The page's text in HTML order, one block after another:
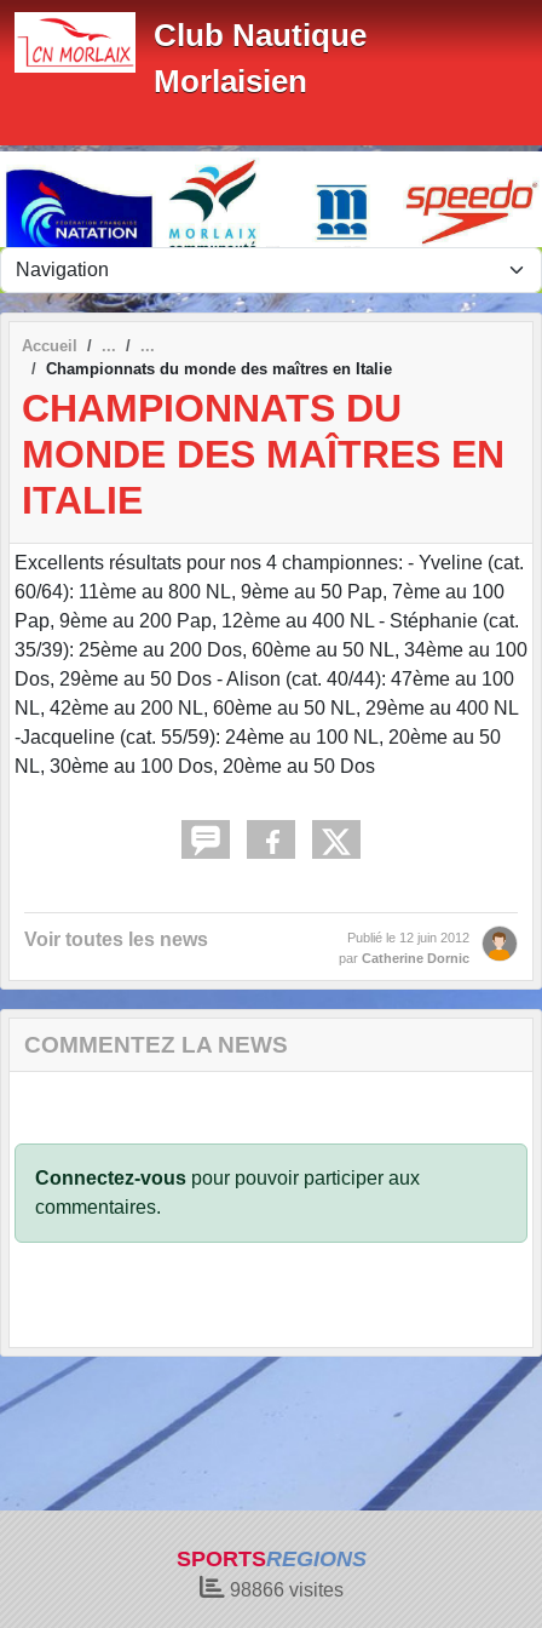
Club Nautique
Morlaisien
Accueil
Championnats du monde des maîtres en Italie
CHAMPIONNATS DU
MONDE DES MAÎTRES EN
ITALIE
Excellents résultats pour nos 4 championnes: - Yveline (cat.
60/64): 11ème au 800 NL, 9ème au 50 Pap, 7ème au 100
Pap, 9ème au 200 Pap, 12ème au 400 NL - Stéphanie (cat.
35/39): 25ème au 200 Dos, 60ème au 50 NL, 34ème au 100
Dos, 29ème au 50 Dos - Alison (cat. 40/44): 47ème au 100
NL, 42ème au 200 NL, 60ème au 50 NL, 29ème au 400 NL
-Jacqueline (cat. 55/59): 24ème au 100 NL, 20ème au 50
NL, 30ème au 100 Dos, 20ème au 50 Dos
Voir toutes les news Publié le 12 juin 2012
par Catherine Dornic
COMMENTEZ LA NEWS
Connectez-vous pour pouvoir participer aux
commentaires.
SPORTSREGIONS
98866visites
Panneau de gestion des cookies